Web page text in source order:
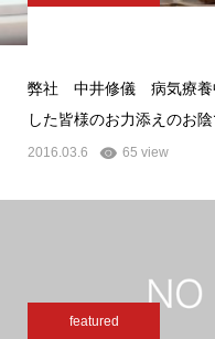
弊社 中井修儀 病気療養
した皆様のお力添えのお
2016.03.6 65 view
featured